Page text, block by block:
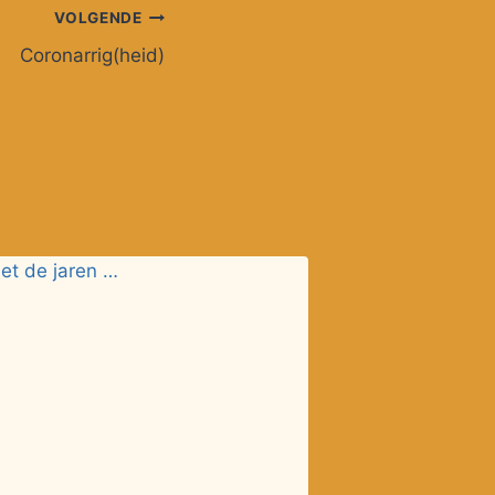
VOLGENDE
Coronarrig(heid)